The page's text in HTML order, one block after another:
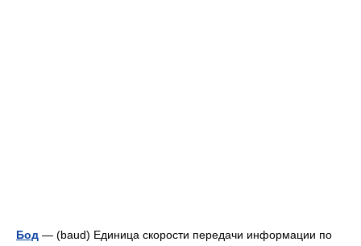
Бод — (baud) Единица скорости передачи информации по